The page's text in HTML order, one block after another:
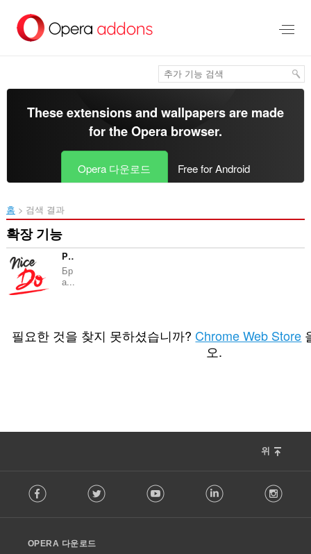
건
These extensions and wallpapers are made
for theOpera browser.
Opera 다운로드 Free for Android
홈 검색 결과
확장 기능
Parser NiceDo
Бр
а...
등
급
필요한 것을 찾지 못하셨습니까? Chrome Web Store
오.
위
o
w
Facebook Twitter Youtube LinkedIn
OPERA 다운로드